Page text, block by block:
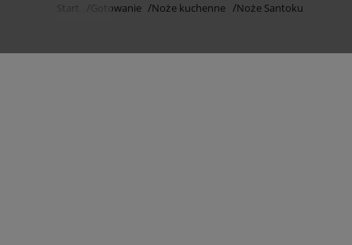
Start Gotowanie Noże kuchenne Noże Santoku